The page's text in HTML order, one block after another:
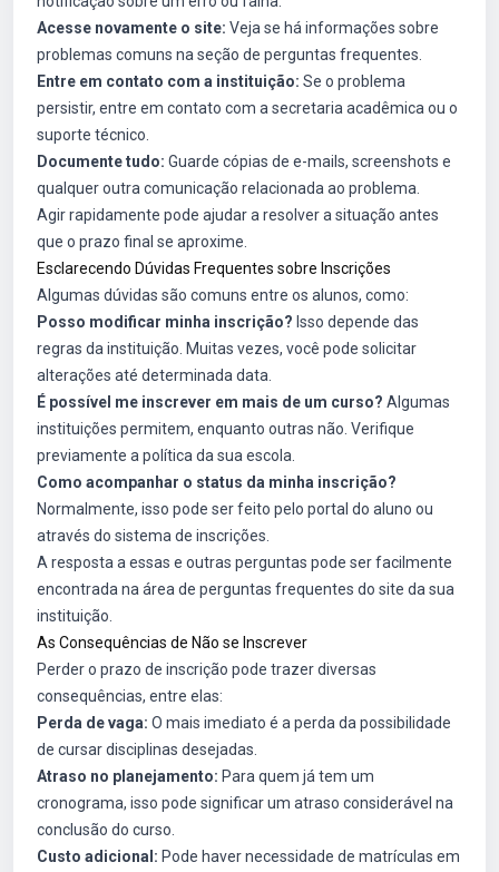
Acesse novamente o site: Veja se há informações sobre
problemas comuns na seção de perguntas frequentes.
Entre em contato com a instituição: Se o problema
persistir, entre em contato com a secretaria acadêmica ou o
suporte técnico.
Documente tudo: Guarde cópias de e-mails, screenshots e
qualquer outra comunicação relacionada ao problema.
Agir rapidamente pode ajudar a resolver a situação antes
que o prazo final se aproxime.
Esclarecendo Dúvidas Frequentes sobre Inscrições
Algumas dúvidas são comuns entre os alunos, como:
Posso modificar minha inscrição? Isso depende das
regras da instituição. Muitas vezes, você pode solicitar
alterações até determinada data.
É possível me inscrever em mais de um curso? Algumas
instituições permitem, enquanto outras não. Verifique
previamente a política da sua escola.
Como acompanhar o status da minha inscrição?
Normalmente, isso pode ser feito pelo portal do aluno ou
através do sistema de inscrições.
A resposta a essas e outras perguntas pode ser facilmente
encontrada na área de perguntas frequentes do site da sua
instituição.
As Consequências de Não se Inscrever
Perder o prazo de inscrição pode trazer diversas
consequências, entre elas:
Perda de vaga: O mais imediato é a perda da possibilidade
de cursar disciplinas desejadas.
Atraso no planejamento: Para quem já tem um
cronograma, isso pode significar um atraso considerável na
conclusão do curso.
Custo adicional: Pode haver necessidade de matrículas em